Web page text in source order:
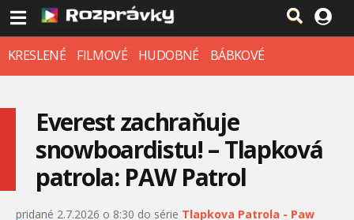
KRESLENÉ FILMOVÉ HUDOBNÉ BÁBKOVÉ
Everest zachraňuje
snowboardistu! – Tlapková
patrola: PAW Patrol
pridané 2.7.2026 o 8:30 do série Tlapkova Patrola - Paw